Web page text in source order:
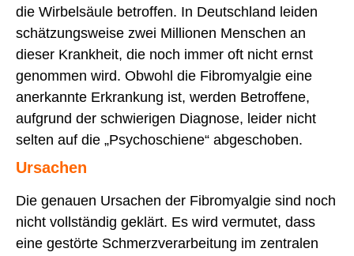
die Wirbelsäule betroffen. In Deutschland leiden
schätzungsweise zwei Millionen Menschen an
dieser Krankheit, die noch immer oft nicht ernst
genommen wird. Obwohl die Fibromyalgie eine
anerkannte Erkrankung ist, werden Betroffene,
aufgrund der schwierigen Diagnose, leider nicht
selten auf die „Psychoschiene“ abgeschoben.
Ursachen
Die genauen Ursachen der Fibromyalgie sind noch
nicht vollständig geklärt. Es wird vermutet, dass
eine gestörte Schmerzverarbeitung im zentralen